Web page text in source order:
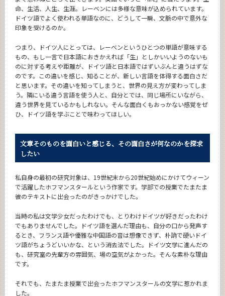
命、生活、人生、生涯。レーベンには多様な意味が込められています。
ドイツ語でよく使われる単語なのに、どうして一瞬、文脈の中で意外な
印象を受けるのか。
つまり、ドイツ人にとっては、レーベンというひとつの単語が意味する
もの、もし一言で日本語におきかえれば「生」としかいいようのないも
のに対する考えや距離が、ドイツ語と日本語ではずいぶんと違うはずな
のです。この違いを感じ、知ることが、新しい言語を体得する面白さだ
と思います。その違いを知ってしまうと、世界の見え方が変わってしま
う。隣にいる違う言語を使う人と、自分とでは、同じ場所にいながら、
違う世界を見ているかもしれない。そんな面白くもおっかない感覚をぜ
ひ、ドイツ語を学ぶことで味わってほしい。
文章そのものを面白いと感じる、 その面白さが何なのかを探求
したい
私自身の最初の研究対象は、19世紀末から20世紀始めにかけてウィーン
で活躍したホフマンスタールという作家です。学部での授業でたまたま
彼のテキストに出会ったのがきっかけでした。
当時の私は文学少女だったわけでも、とりわけドイツが好きだったわけ
でもありませんでした。ドイツ語を選んだ理由も、自分の口から発声す
るとき、フランス語や優雅な中国語の音は想像できず、朴訥で硬いドイ
ツ語がちょうどいいかな、という消去法でした。ドイツ文学に進んだの
も、研究室の先輩方の雰囲気、場の空気がよかった。そんな素朴な理由
です。
それでも、たまたま授業で出会ったホフマンスタールの文学に惹かれま
した。